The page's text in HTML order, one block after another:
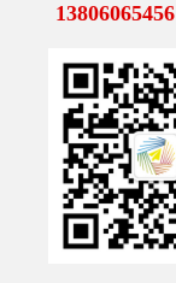
13806065456